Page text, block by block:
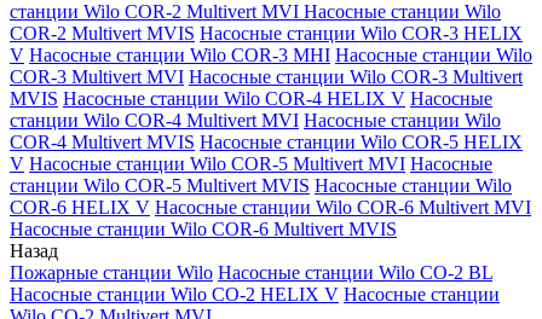
станции Wilo COR-2 Multivert MVI Насосные станции Wilo
COR-2 Multivert MVIS Насосные станции Wilo COR-3 HELIX
V Насосные станции Wilo COR-3 MHI Насосные станции Wilo
COR-3 Multivert MVI Насосные станции Wilo COR-3 Multivert
MVIS Насосные станции Wilo COR-4 HELIX V Насосные
станции Wilo COR-4 Multivert MVI Насосные станции Wilo
COR-4 Multivert MVIS Насосные станции Wilo COR-5 HELIX
V Насосные станции Wilo COR-5 Multivert MVI Насосные
станции Wilo COR-5 Multivert MVIS Насосные станции Wilo
COR-6 HELIX V Насосные станции Wilo COR-6 Multivert MVI
Насосные станции Wilo COR-6 Multivert MVIS
Назад
Пожарные станции Wilo Насосные станции Wilo CO-2 BL
Насосные станции Wilo CO-2 HELIX V Насосные станции